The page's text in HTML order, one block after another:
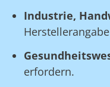
Industrie,
erfordern.